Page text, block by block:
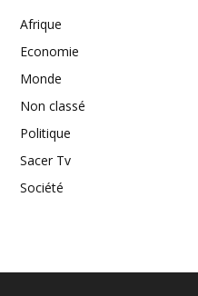
Afrique
Economie
Monde
Non classé
Politique
Sacer Tv
Société